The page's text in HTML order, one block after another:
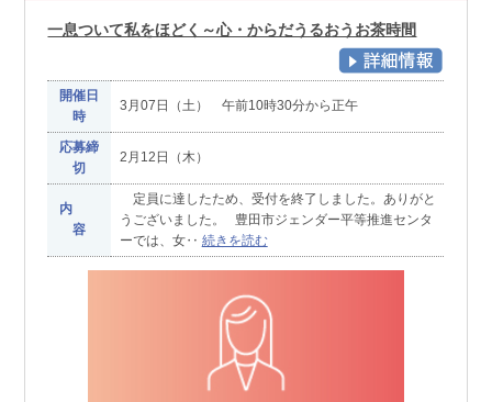
一息ついて私をほどく～心・からだうるおうお茶時間
開催日
時
3月07日（土） 午前10時30分から正午
応募締
切
2月12日（木）
内
容
定員に達したため、受付を終了しました。ありがと
うございました。 豊田市ジェンダー平等推進センタ
ーでは、女‥ 続きを読む